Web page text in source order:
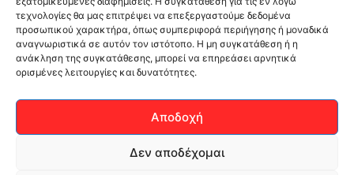
τεχνολογίες θα μας επιτρέψει να επεξεργαστούμε δεδομένα
προσωπικού χαρακτήρα, όπως συμπεριφορά περιήγησης ή μοναδικά
αναγνωριστικά σε αυτόν τον ιστότοπο. Η μη συγκατάθεση ή η
ανάκληση της συγκατάθεσης, μπορεί να επηρεάσει αρνητικά
ορισμένες λειτουργίες και δυνατότητες.
Αποδοχή
Δεν αποδέχομαι
ΠΛΗΡΟΦΟΡΙΕΣ
-ΤΗΛ:2551 181428
–ΟΡΟΙ & ΠΡΟΣΩΠΙΚΑ ΔΕΔΟΜΕΝΑ
SOCIAL MEDIA